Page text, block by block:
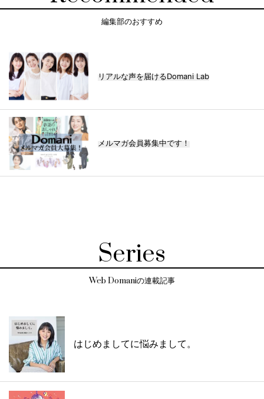
編集部のおすすめ
リアルな声を届けるDomani Lab
メルマガ会員募集中です！
Series
Web Domaniの連載記事
はじめましてに悩みまして。